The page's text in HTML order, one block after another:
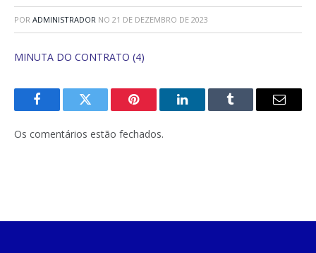
POR ADMINISTRADOR NO 21 DE DEZEMBRO DE 2023
MINUTA DO CONTRATO (4)
FacebookTwitter Pinterest O
Tumblr
E-
Os comentários estão fechados.